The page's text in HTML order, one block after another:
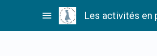
menu Les activités en